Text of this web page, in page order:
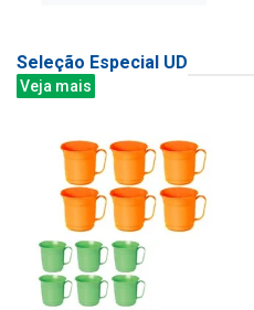
Seleção Especial UD
Veja mais